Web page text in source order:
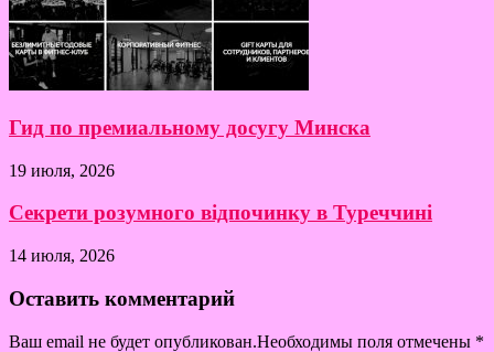
Гид по премиальному досугу Минска
19 июля, 2026
Секрети розумного відпочинку в Туреччині
14 июля, 2026
Оставить комментарий
Ваш email не будет опубликован.Необходимы поля отмечены *